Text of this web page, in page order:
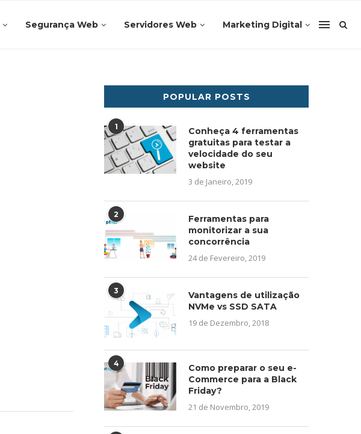
Segurança Web Servidores Web Marketing Digital
POPULAR POSTS
1
Conheça 4 ferramentas
gratuitas para testar a
velocidade do seu
website
3 de Janeiro, 2019
2
Ferramentas para
monitorizar a sua
concorrência
24 de Fevereiro, 2019
3
Vantagens de utilização
NVMe vs SSD SATA
19 de Dezembro, 2018
4
Como preparar o seu e-
Commerce para a Black
Friday?
21 de Novembro, 2019